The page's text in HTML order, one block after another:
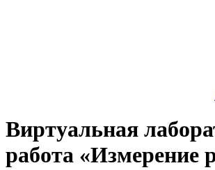
Виртуальная
работа «Измерение